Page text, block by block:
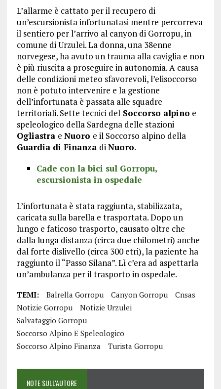
L’allarme è cattato per il recupero di
un’escursionista infortunatasi mentre percorreva
il sentiero per l’arrivo al canyon di Gorropu, in
comune di Urzulei. La donna, una 38enne
norvegese, ha avuto un trauma alla caviglia e non
è più riuscita a proseguire in autonomia. A causa
delle condizioni meteo sfavorevoli, l’elisoccorso
non è potuto intervenire e la gestione
dell’infortunata è passata alle squadre
territoriali. Sette tecnici delSoccorso alpino e
speleologico della Sardegna delle stazioni
Ogliastra e Nuoro e il Soccorso alpino della
Guardia di Finanza diNuoro.
Cade con la bici sul Gorropu,
escursionista in ospedale
L’infortunata è stata raggiunta, stabilizzata,
caricata sulla barella e trasportata. Dopo un
lungo e faticoso trasporto, causato oltre che
dalla lunga distanza (circa due chilometri) anche
dal forte dislivello (circa 300 etri), la paziente ha
raggiunto il “Passo Silana”. Lì c’era ad aspettarla
un’ambulanza per il trasporto in ospedale.
TEMI: Balrella Gorropu Canyon Gorropu
Cnsas
Notizie Gorropu
Notizie Urzulei
Salvataggio Gorropu
Soccorso Alpino E Speleologico
Soccorso Alpino Finanza
Turista Gorropu
NOTE SULL'AUTORE